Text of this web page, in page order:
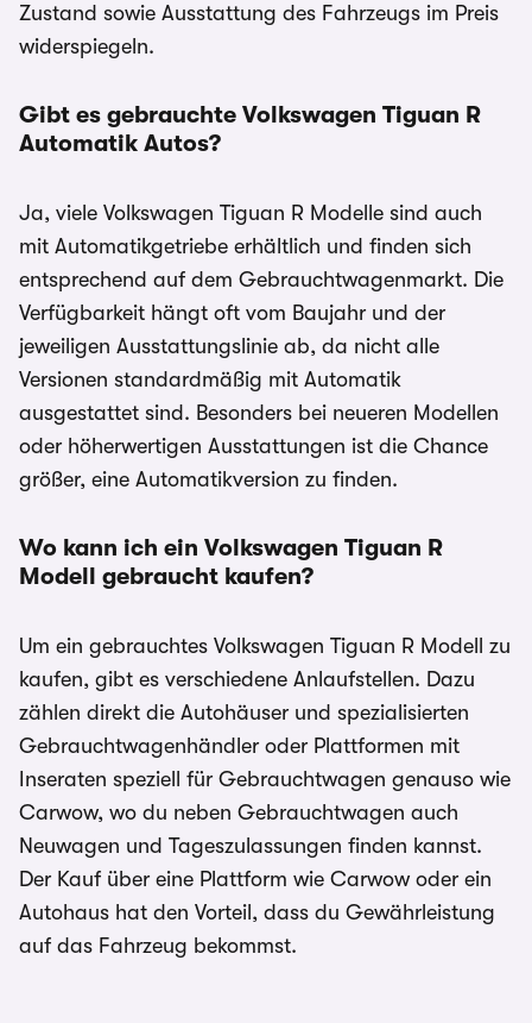
Zustand sowie Ausstattung des Fahrzeugs im Preis
widerspiegeln.
Gibt es gebrauchte Volkswagen Tiguan R
Automatik Autos?
Ja, viele Volkswagen Tiguan R Modelle sind auch
mit Automatikgetriebe erhältlich und finden sich
entsprechend auf dem Gebrauchtwagenmarkt. Die
Verfügbarkeit hängt oft vom Baujahr und der
jeweiligen Ausstattungslinie ab, da nicht alle
Versionen standardmäßig mit Automatik
ausgestattet sind. Besonders bei neueren Modellen
oder höherwertigen Ausstattungen ist die Chance
größer, eine Automatikversion zu finden.
Wo kann ich ein Volkswagen Tiguan R
Modell gebraucht kaufen?
Um ein gebrauchtes Volkswagen Tiguan R Modell zu
kaufen, gibt es verschiedene Anlaufstellen. Dazu
zählen direkt die Autohäuser und spezialisierten
Gebrauchtwagenhändler oder Plattformen mit
Inseraten speziell für Gebrauchtwagen genauso wie
Carwow, wo du neben Gebrauchtwagen auch
Neuwagen und Tageszulassungen finden kannst.
Der Kauf über eine Plattform wie Carwow oder ein
Autohaus hat den Vorteil, dass du Gewährleistung
auf das Fahrzeug bekommst.